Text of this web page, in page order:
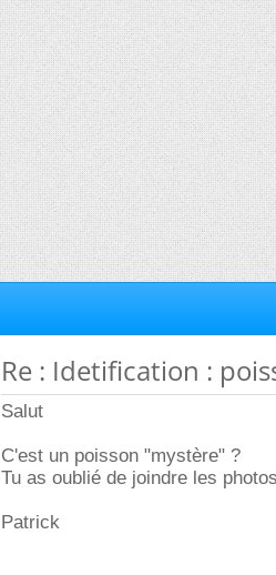
Re : Idetification :
Salut
C'est un poisson "mystère" ?
Tu as oublié de joindre les photos
Patrick